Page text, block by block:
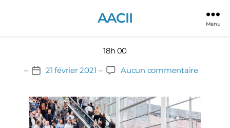
AACII Menu
Fin du congrès
18h 00
Date21 février 2021 Aucun commentairesur